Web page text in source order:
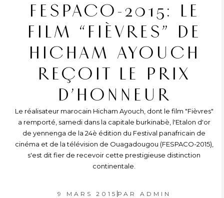
FESPACO-2015: LE
FILM “FIÈVRES” DE
HICHAM AYOUCH
REÇOIT LE PRIX
D’HONNEUR
Le réalisateur marocain Hicham Ayouch, dont le film "Fièvres"
a remporté, samedi dans la capitale burkinabè, l'Etalon d'or
de yennenga de la 24è édition du Festival panafricain de
cinéma et de la télévision de Ouagadougou (FESPACO-2015),
s'est dit fier de recevoir cette prestigieuse distinction
continentale.
9 MARS 2015 PAR ADMIN